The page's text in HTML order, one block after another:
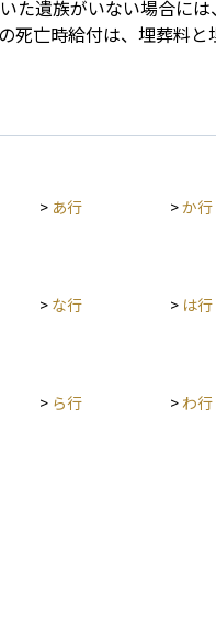
た遺族がいない場合に
死亡時給付は、埋葬料
> あ行 >か行
> な行 > は行
> ら行 > わ行